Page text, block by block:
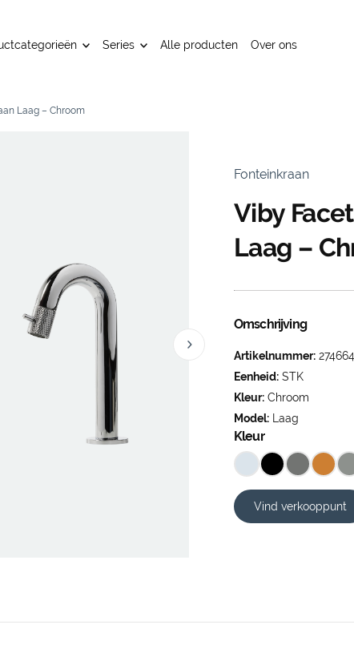
Series Alle producten Over ons
Laag – Chroom
Fonteinkraan
Viby
Laag –
Omschrijving
Artikelnummer:
Eenheid: STK
Kleur: Chroom
Model: Laag
Kleur
Vind verkooppunt